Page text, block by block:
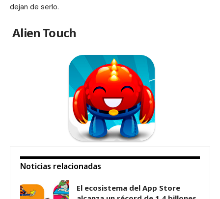
dejan de serlo.
Alien Touch
Noticias relacionadas
El ecosistema del App Store